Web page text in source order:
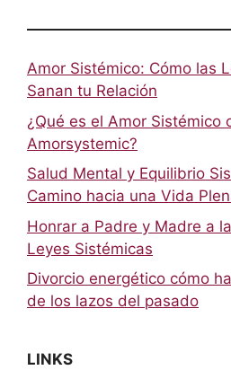
Amor Sistémico: Cómo las
Sanan tu Relación
¿Qué es el Amor Sistémico
Amorsystemic?
Salud Mental y Equilibrio
Camino hacia una Vida
Honrar a Padre y Madre a
Leyes Sistémicas
Divorcio energético cómo
de los lazos del pasado
LINKS